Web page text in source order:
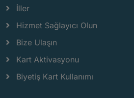
İller
Hizmet Sağlayıcı Olun
Bize Ulaşın
Kart Aktivasyonu
Biyetiş Kart Kullanımı